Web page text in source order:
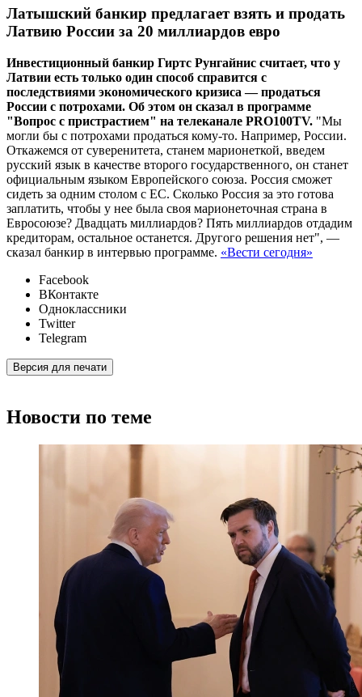
Латышский банкир предлагает взять и продать
Латвию России за 20 миллиардов евро
Инвестиционный банкир Гиртс Рунгайнис считает, что у
Латвии есть только один способ справится с
последствиями экономического кризиса — продаться
России с потрохами. Об этом он сказал в программе
"Вопрос с пристрастием" на телеканале PRO100TV. "Мы
могли бы с потрохами продаться кому-то. Например, России.
Откажемся от суверенитета, станем марионеткой, введем
русский язык в качестве второго государственного, он станет
официальным языком Европейского союза. Россия сможет
сидеть за одним столом с ЕС. Сколько Россия за это готова
заплатить, чтобы у нее была своя марионеточная страна в
Евросоюзе? Двадцать миллиардов? Пять миллиардов отдадим
кредиторам, остальное останется. Другого решения нет", —
cказал банкир в интервью программе. «Вести сегодня»
Facebook
ВКонтакте
Одноклассники
Twitter
Telegram
Версия для печати
Новости по теме